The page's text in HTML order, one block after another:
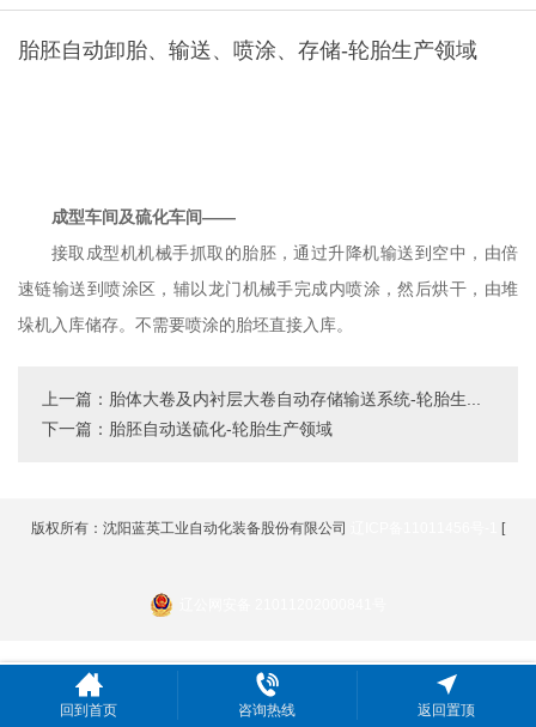
回到首页 咨询热线 返回置顶
胎胚自动卸胎、输送、喷涂、存储-轮胎生产领域
成型车间及硫化车间——
接取成型机机械手抓取的胎胚，通过升降机输送到空中，由倍
速链输送到喷涂区，辅以龙门机械手完成内喷涂，然后烘干，由堆
垛机入库储存。不需要喷涂的胎坯直接入库。
上一篇：胎体大卷及内衬层大卷自动存储输送系统-轮胎生...
下一篇：胎胚自动送硫化-轮胎生产领域
版权所有：沈阳蓝英工业自动化装备股份有限公司 [